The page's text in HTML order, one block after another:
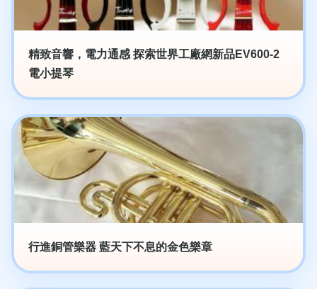
精致音響，電力通感 探索世界工廠網新品EV600-2
電小提琴
行進銅管樂器 藍天下不息的金色樂章